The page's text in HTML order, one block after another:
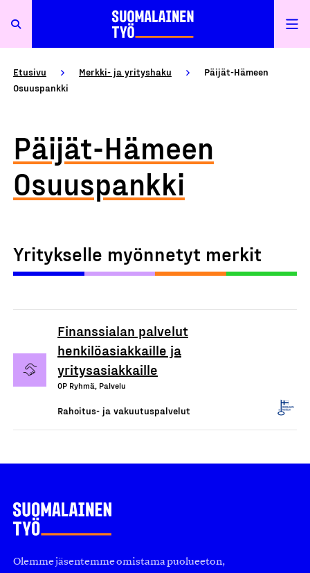
Etusivu Merkki- ja yrityshaku
Päijät-Hämeen
Osuuspankki
Päijät-Hämeen
Osuuspankki
Yritykselle myönnetyt merkit
Finanssialan palvelut
henkilöasiakkaille ja
yritysasiakkaille
OP Ryhmä, Palvelu
Rahoitus- ja vakuutuspalvelut
Olemme jäsentemme omistama puolueeton,